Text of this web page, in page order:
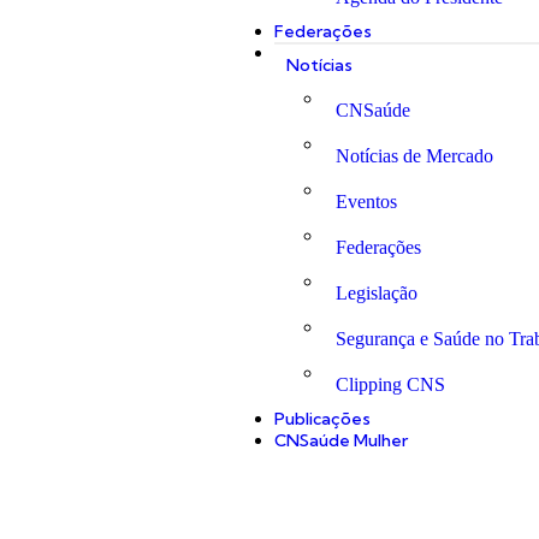
Federações
Notícias
CNSaúde
Notícias de Mercado
Eventos
Federações
Legislação
Segurança e Saúde no
Clipping CNS
Publicações
CNSaúde Mulher